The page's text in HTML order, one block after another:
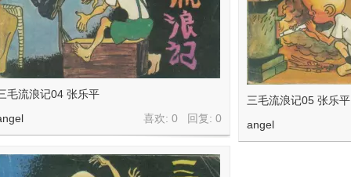
三毛流浪记05 张乐平
angel
毛流浪记04 张乐平
喜欢: 0 回复:0